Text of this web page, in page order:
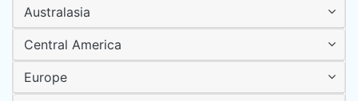
Australasia
Central America
Europe